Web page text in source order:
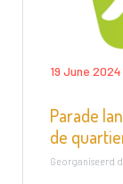
19 June 2024
Parade
de
Georganiseerd